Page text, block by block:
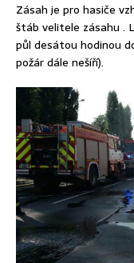
Zásah je pro hasiče
štáb velitele zásahu .
půl desátou hodinou
požár dále nešíří).